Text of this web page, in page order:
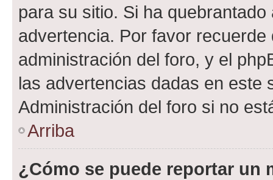
para su sitio. Si ha
advertencia. Por favor
administración del foro, y el
las advertencias dadas en este
Administración del foro si no
Arriba
¿Cómo se puede reportar un